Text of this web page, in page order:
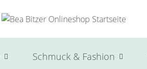
Schmuck & Fashion